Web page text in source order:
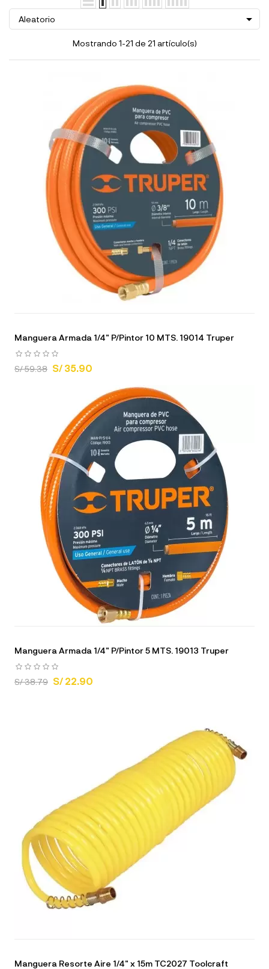
Aleatorio 
Mostrando 1-21 de 21 artículo(s)
Manguera Armada 1/4" P/Pintor 10 MTS. 19014 Truper
S/ 59.38 S/ 35.90
Manguera Armada 1/4" P/Pintor 5 MTS. 19013 Truper
S/ 38.79 S/ 22.90
Manguera Resorte Aire 1/4" x 15m TC2027 Toolcraft